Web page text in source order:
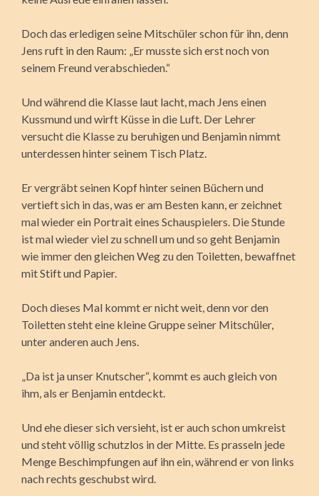
Doch das erledigen seine Mitschüler schon für ihn, denn
Jens ruft in den Raum: „Er musste sich erst noch von
seinem Freund verabschieden.“
Und während die Klasse laut lacht, mach Jens einen
Kussmund und wirft Küsse in die Luft. Der Lehrer
versucht die Klasse zu beruhigen und Benjamin nimmt
unterdessen hinter seinem Tisch Platz.
Er vergräbt seinen Kopf hinter seinen Büchern und
vertieft sich in das, was er am Besten kann, er zeichnet
mal wieder ein Portrait eines Schauspielers. Die Stunde
ist mal wieder viel zu schnell um und so geht Benjamin
wie immer den gleichen Weg zu den Toiletten, bewaffnet
mit Stift und Papier.
Doch dieses Mal kommt er nicht weit, denn vor den
Toiletten steht eine kleine Gruppe seiner Mitschüler,
unter anderen auch Jens.
„Da ist ja unser Knutscher“, kommt es auch gleich von
ihm, als er Benjamin entdeckt.
Und ehe dieser sich versieht, ist er auch schon umkreist
und steht völlig schutzlos in der Mitte. Es prasseln jede
Menge Beschimpfungen auf ihn ein, während er von links
nach rechts geschubst wird.